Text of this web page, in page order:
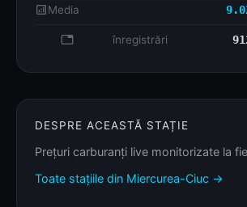
analyticsMedia
database înregistrări
DESPRE ACEASTĂ STAȚIE
Prețuri carburanți live monitorizate la
Toate stațiile din Miercurea-Ciuc →